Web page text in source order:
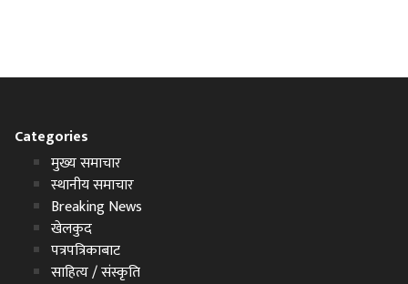
Categories
मुख्य समाचार
स्थानीय समाचार
Breaking News
खेलकुद
पत्रपत्रिकाबाट
साहित्य / संस्कृति